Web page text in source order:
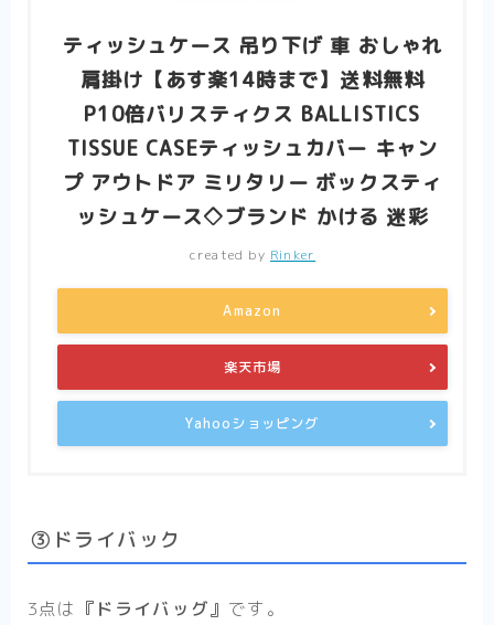
ティッシュケース 吊り下げ 車 おしゃれ
肩掛け【あす楽14時まで】送料無料
P10倍バリスティクス BALLISTICS
TISSUE CASEティッシュカバー キャン
プ アウトドア ミリタリー ボックスティ
ッシュケース◇ブランド かける 迷彩
created by Rinker
Amazon
楽天市場
Yahooショッピング
③ドライバック
3点は 『ドライバッグ』 です。